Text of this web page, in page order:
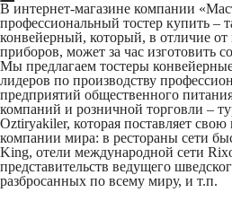
В интернет-магазине компании
профессиональный тостер купить –
конвейерный, который, в отличие
приборов, может за час изготовить
Мы предлагаем тостеры
лидеров по производству
предприятий общественного
компаний и розничной торговли –
Oztiryakiler, которая поставляет
компании мира: в рестораны сети
King, отели международной сети
представительств ведущего
разбросанных по всему миру, и т.п.